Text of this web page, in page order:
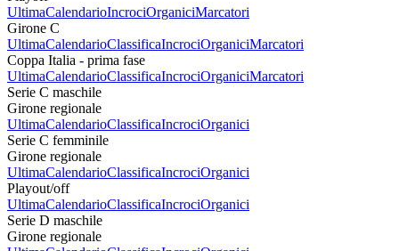
UltimaCalendarioIncrociOrganiciMarcatori
Girone C
UltimaCalendarioClassificaIncrociOrganiciMarcatori
Coppa Italia - prima fase
UltimaCalendarioClassificaIncrociOrganiciMarcatori
Serie C maschile
Girone regionale
UltimaCalendarioClassificaIncrociOrganici
Serie C femminile
Girone regionale
UltimaCalendarioClassificaIncrociOrganici
Playout/off
UltimaCalendarioClassificaIncrociOrganici
Serie D maschile
Girone regionale